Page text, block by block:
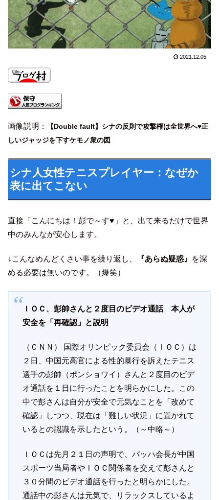
2021.12.05
画像説明：
【Double fault】シナの反則で攻撃権は全世界へ♥正
しいジャッジを下すケモノ衆の図
シナ人女性テニスプレイヤー：なぜか
表に出てこない
直接「こんにちは！彭で～す♥」と、出て来るだけで世界
中のみんなが安心します。
↓こんなめんどくさい事を繰り返し、 『あらぬ疑惑』
を深
める必要は無いのです。（爆笑）
ＩＯＣ、彭帥さんと２度目のビデオ通話 本人が
安全を「再確認」と説明
（ＣＮＮ） 国際オリンピック委員会（ＩＯＣ）は
２日、中国元高官による性的暴行を訴えたテニス
選手の彭帥（ポンショワイ）さんと２度目のビデ
オ通話を１日に行ったことを明らかにした。この
中で彭さんは自分が安全で元気なことを「改めて
確認」しつつ、現在は「難しい状況」に置かれて
いるとの認識を示したという。（～中略～）
ＩＯＣは先月２１日の声明で、バッハ会長が中国
スポーツ当局者やＩＯＣ関係者を交えて彭さんと
３０分間のビデオ通話を行ったと明らかにした。
通話中の彭さんは元気で、リラックスしているよ